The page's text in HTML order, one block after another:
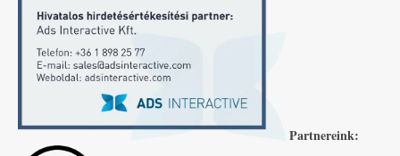
Partnereink: